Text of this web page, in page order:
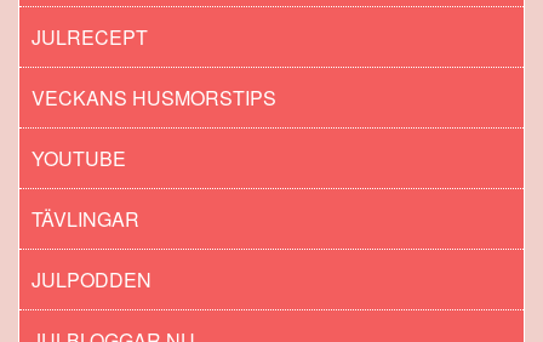
JULRECEPT
VECKANS HUSMORSTIPS
YOUTUBE
TÄVLINGAR
JULPODDEN